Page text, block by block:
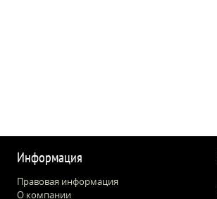
Информация
Правовая информация
О компании